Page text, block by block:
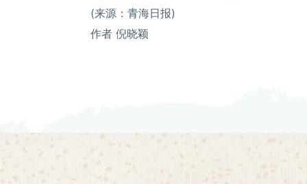
(来源：青海日报)
作者 倪晓颖